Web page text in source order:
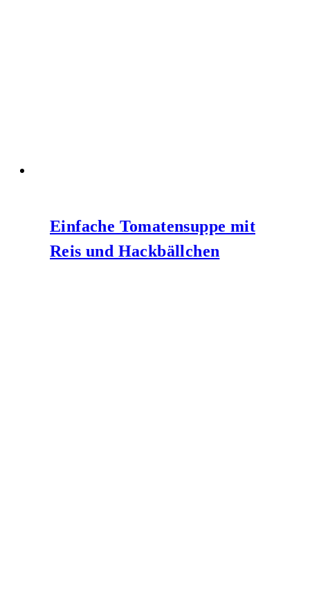
Einfache Tomatensuppe mit
Reis und Hackbällchen